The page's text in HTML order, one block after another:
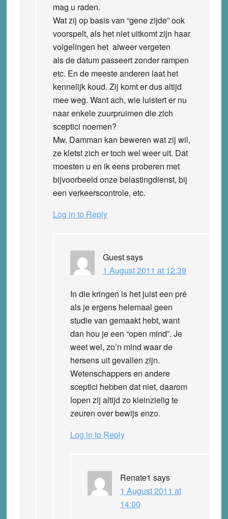
mag u raden.
Wat zij op basis van “gene zijde” ook
voorspelt, als het niet uitkomt zijn haar
volgelingen het alweer vergeten
als de datum passeert zonder rampen
etc. En de meeste anderen laat het
kennelijk koud. Zij komt er dus altijd
mee weg. Want ach, wie luistert er nu
naar enkele zuurpruimen die zich
sceptici noemen?
Mw. Damman kan beweren wat zij wil,
ze kletst zich er toch wel weer uit. Dat
moesten u en ik eens proberen met
bijvoorbeeld onze belastingdienst, bij
een verkeerscontrole, etc.
Log in to Reply
Guestsays
1 August 2011 at 12:39
In die kringen is het juist een pré
als je ergens helemaal geen
studie van gemaakt hebt, want
dan hou je een “open mind”. Je
weet wel, zo’n mind waar de
hersens uit gevallen zijn.
Wetenschappers en andere
sceptici hebben dat niet, daarom
lopen zij altijd zo kleinzielig te
zeuren over bewijs enzo.
Log in to Reply
Renate1 says
1 August 2011 at
14:00